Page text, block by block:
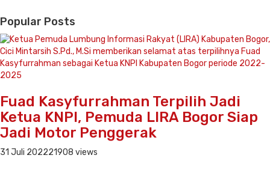
Popular Posts
Fuad Kasyfurrahman Terpilih Jadi
Ketua KNPI, Pemuda LIRA Bogor Siap
Jadi Motor Penggerak
31 Juli 202221908 views